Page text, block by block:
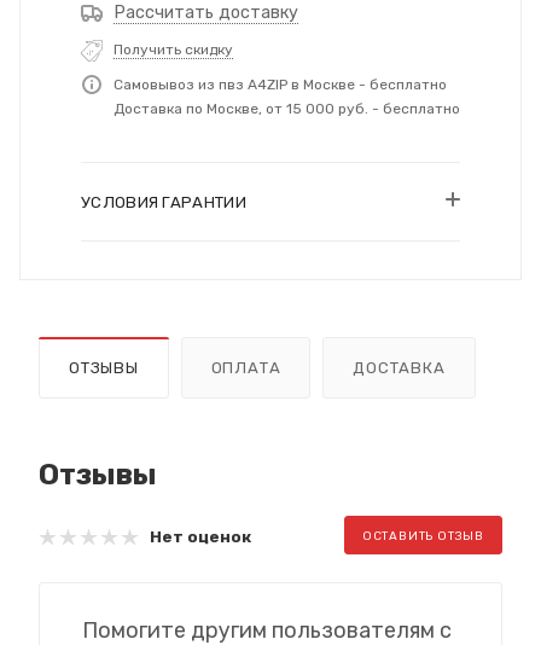
Рассчитать доставку
Получить скидку
Самовывоз из пвз A4ZIP в Москве - бесплатно
Доставка по Москве, от 15 000 руб. - бесплатно
УСЛОВИЯ ГАРАНТИИ
ОТЗЫВЫ ОПЛАТА ДОСТАВКА
Отзывы
Нет оценок ОСТАВИТЬ ОТЗЫВ
Помогите другим пользователям с